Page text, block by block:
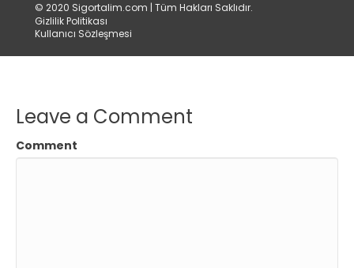
© 2020 Sigortalim.com | Tüm Hakları Saklıdır.
Gizlilik Politikası
Kullanıcı Sözleşmesi
Leave a Comment
Comment